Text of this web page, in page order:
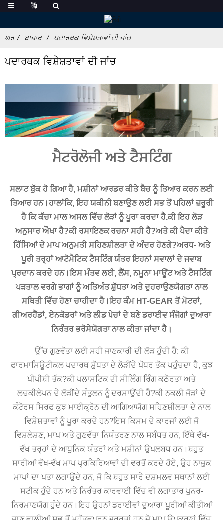
ਘਰ ਬਾਜ਼ਾਰ ਪਦਾਰਥਕ ਵਿਸ਼ੇਸ਼ਤਾਵਾਂ ਦੀ ਜਾਂਚ
ਪਦਾਰਥਕ ਵਿਸ਼ੇਸ਼ਤਾਵਾਂ ਦੀ ਜਾਂਚ
ਮੈਟਰੋਲੋਜੀ ਅਤੇ ਟੈਸਟਿੰਗ
ਸਲਾਟ ਬੁੱਕ ਹੋ ਗਿਆ ਹੈ, ਮਸ਼ੀਨਾਂ ਆਰਡਰ ਕੀਤੇ ਬੈਚ ਨੂੰ ਤਿਆਰ ਕਰਨ ਲਈ
ਤਿਆਰ ਹਨ।ਹਾਲਾਂਕਿ, ਇਹ ਯਕੀਨੀ ਬਣਾਉਣ ਲਈ ਸਭ ਤੋਂ ਪਹਿਲਾਂ ਜ਼ਰੂਰੀ
ਹੈ ਕਿ ਕੱਚਾ ਮਾਲ ਅਸਲ ਵਿੱਚ ਲੋੜਾਂ ਨੂੰ ਪੂਰਾ ਕਰਦਾ ਹੈ.ਕੀ ਇਹ ਲੋੜ
ਅਨੁਸਾਰ ਔਖਾ ਹੈ?ਕੀ ਰਸਾਇਣਕ ਰਚਨਾ ਸਹੀ ਹੈ?ਅਤੇ ਕੀ ਪੈਦਾ ਕੀਤੇ
ਹਿੱਸਿਆਂ ਦੇ ਮਾਪ ਅਨੁਮਤੀ ਸਹਿਣਸ਼ੀਲਤਾ ਦੇ ਅੰਦਰ ਹੋਣਗੇ?ਅਰਧ- ਅਤੇ
ਪੂਰੀ ਤਰ੍ਹਾਂ ਆਟੋਮੈਟਿਕ ਟੈਸਟਿੰਗ ਯੰਤਰ ਇਹਨਾਂ ਸਵਾਲਾਂ ਦੇ ਜਵਾਬ
ਪ੍ਰਦਾਨ ਕਰਦੇ ਹਨ।ਇਸ ਮੰਤਵ ਲਈ, ਲੈਂਸ, ਨਮੂਨਾ ਮਾਊਂਟ ਅਤੇ ਟੈਸਟਿੰਗ
ਪੜਤਾਲ ਵਰਗੇ ਭਾਗਾਂ ਨੂੰ ਅਤਿਅੰਤ ਸ਼ੁੱਧਤਾ ਅਤੇ ਦੁਹਰਾਉਣਯੋਗਤਾ ਨਾਲ
ਸਥਿਤੀ ਵਿੱਚ ਹੋਣਾ ਚਾਹੀਦਾ ਹੈ।ਇਹ ਕੰਮ HT-GEAR ਤੋਂ ਮੋਟਰਾਂ,
ਗੀਅਰਹੈੱਡਾਂ, ਏਨਕੋਡਰਾਂ ਅਤੇ ਲੀਡ ਪੇਚਾਂ ਦੇ ਬਣੇ ਡਰਾਈਵ ਸੰਜੋਗਾਂ ਦੁਆਰਾ
ਨਿਰੰਤਰ ਭਰੋਸੇਯੋਗਤਾ ਨਾਲ ਕੀਤਾ ਜਾਂਦਾ ਹੈ।
ਉੱਚ ਗੁਣਵੱਤਾ ਲਈ ਸਹੀ ਜਾਣਕਾਰੀ ਦੀ ਲੋੜ ਹੁੰਦੀ ਹੈ: ਕੀ
ਫਾਰਮਾਸਿਊਟੀਕਲ ਪਦਾਰਥ ਸ਼ੁੱਧਤਾ ਦੇ ਲੋੜੀਂਦੇ ਪੱਧਰ ਤੱਕ ਪਹੁੰਚਦਾ ਹੈ, ਕੁਝ
ਪੀਪੀਬੀ ਤੱਕ?ਕੀ ਪਲਾਸਟਿਕ ਦੀ ਸੀਲਿੰਗ ਰਿੰਗ ਕਠੋਰਤਾ ਅਤੇ
ਲਚਕੀਲੇਪਨ ਦੇ ਲੋੜੀਂਦੇ ਸੰਤੁਲਨ ਨੂੰ ਦਰਸਾਉਂਦੀ ਹੈ?ਕੀ ਨਕਲੀ ਜੋੜਾਂ ਦੇ
ਕੰਟੋਰਸ ਸਿਰਫ ਕੁਝ ਮਾਈਕ੍ਰੋਨ ਦੀ ਆਗਿਆਯੋਗ ਸਹਿਣਸ਼ੀਲਤਾ ਦੇ ਨਾਲ
ਵਿਸ਼ੇਸ਼ਤਾਵਾਂ ਨੂੰ ਪੂਰਾ ਕਰਦੇ ਹਨ?ਇਸ ਕਿਸਮ ਦੇ ਕਾਰਜਾਂ ਲਈ ਜੋ
ਵਿਸ਼ਲੇਸ਼ਣ, ਮਾਪ ਅਤੇ ਗੁਣਵੱਤਾ ਨਿਯੰਤਰਣ ਨਾਲ ਸਬੰਧਤ ਹਨ, ਇੱਥੇ ਵੱਖ-
ਵੱਖ ਤਰ੍ਹਾਂ ਦੇ ਆਧੁਨਿਕ ਯੰਤਰਾਂ ਅਤੇ ਮਸ਼ੀਨਾਂ ਉਪਲਬਧ ਹਨ।ਬਹੁਤ
ਸਾਰੀਆਂ ਵੱਖ-ਵੱਖ ਮਾਪ ਪ੍ਰਕਿਰਿਆਵਾਂ ਦੀ ਵਰਤੋਂ ਕਰਦੇ ਹੋਏ, ਉਹ ਨਾਜ਼ੁਕ
ਮਾਪਾਂ ਦਾ ਪਤਾ ਲਗਾਉਂਦੇ ਹਨ, ਜੋ ਕਿ ਬਹੁਤ ਸਾਰੇ ਦਸ਼ਮਲਵ ਸਥਾਨਾਂ ਲਈ
ਸਟੀਕ ਹੁੰਦੇ ਹਨ ਅਤੇ ਨਿਰੰਤਰ ਕਾਰਵਾਈ ਵਿੱਚ ਵੀ ਲਗਾਤਾਰ ਪੁਨਰ-
ਨਿਰਮਾਣਯੋਗ ਹੁੰਦੇ ਹਨ।ਇਹ ਉਹਨਾਂ ਡਰਾਈਵਾਂ ਦੁਆਰਾ ਪੂਰੀਆਂ ਕੀਤੀਆਂ